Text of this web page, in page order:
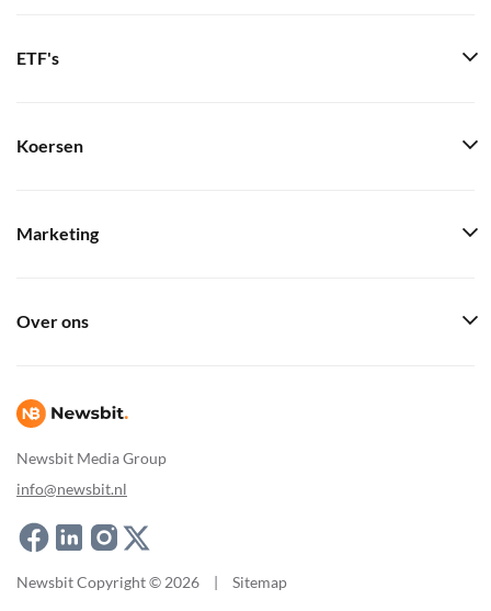
Newsbit Media Group
info@newsbit.nl
ETF's
Koersen
Marketing
Over ons
Newsbit Copyright © 2026 | Sitemap